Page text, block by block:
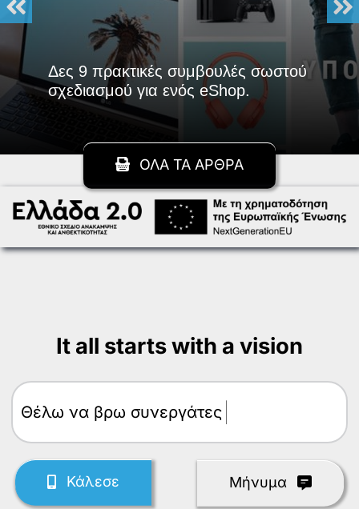
Δες 9 πρακτικές συμβουλές σωστού
σχεδιασμού για ενός eShop.
ΟΛΑ ΤΑ ΑΡΘΡΑ
It all starts with a vision
Θέλω
Κάλεσε Mήνυμα